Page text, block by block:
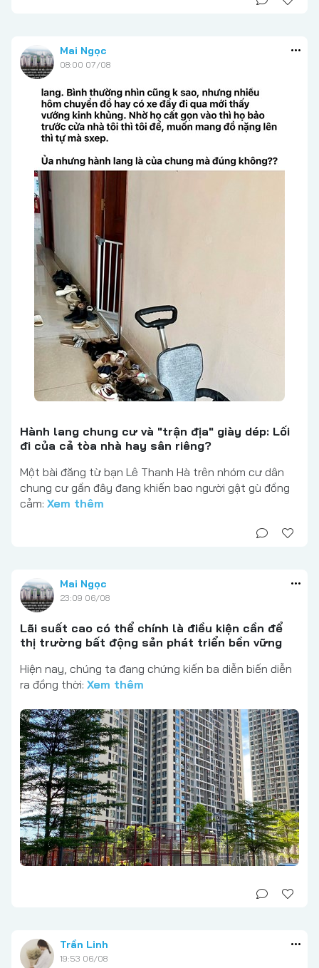
Mai Ngọc
08:00 07/08
Hành lang chung cư và "trận địa" giày dép: Lối
đi của cả tòa nhà hay sân riêng?
Một bài đăng từ bạn Lê Thanh Hà trên nhóm cư dân
chung cư gần đây đang khiến bao người gật gù đồng
cảm: Xem thêm
Mai Ngọc
23:09 06/08
Lãi suất cao có thể chính là điều kiện cần để
thị trường bất động sản phát triển bền vững
Hiện nay, chúng ta đang chứng kiến ba diễn biến diễn
ra đồng thời: Xem thêm
Trần Linh
19:53 06/08